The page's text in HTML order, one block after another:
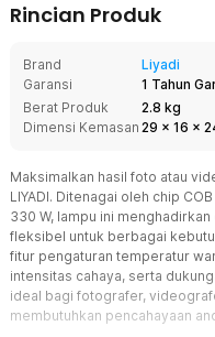
Rincian Produk
Brand
Liyadi
Garansi
1 Tahun
Berat Produk
2.8 kg
Dimensi Kemasan 29 x 16 x
Maksimalkan hasil foto atau
LIYADI. Ditenagai oleh chip
330 W, lampu ini
fleksibel untuk berbagai
fitur pengaturan temperatur
intensitas cahaya, serta
ideal bagi fotografer,
membutuhkan pencahayaan